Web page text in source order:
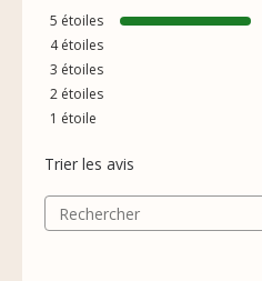
5 étoiles
4étoiles
3 étoiles
2 étoiles
1 étoile
Trier les avis